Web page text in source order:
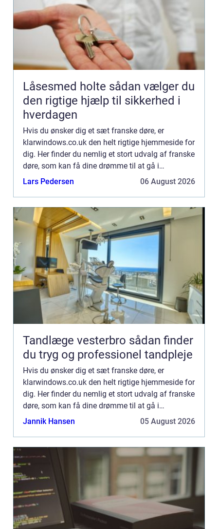
Låsesmed holte sådan vælger du
den rigtige hjælp til sikkerhed i
hverdagen
Hvis du ønsker dig et sæt franske døre, er
klarwindows.co.uk den helt rigtige hjemmeside for
dig. Her finder du nemlig et stort udvalg af franske
døre, som kan få dine drømme til at gå i
opfyldelse. Ved at søge på hjemmesiden har du
Lars Pedersen 06 August 2026
Tandlæge vesterbro sådan finder
du tryg og professionel tandpleje
Hvis du ønsker dig et sæt franske døre, er
klarwindows.co.uk den helt rigtige hjemmeside for
dig. Her finder du nemlig et stort udvalg af franske
døre, som kan få dine drømme til at gå i
opfyldelse. Ved at søge på hjemmesiden har du
Jannik Hansen 05 August 2026